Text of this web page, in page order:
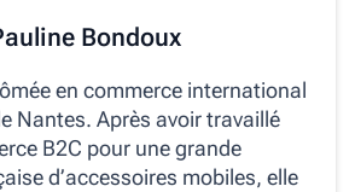
Bondoux
en commerce international
Nantes. Après avoir travaillé
B2C pour une grande
d’accessoires mobiles, elle